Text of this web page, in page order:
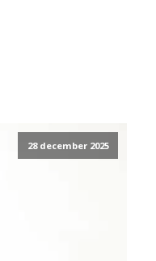
28 december 2025